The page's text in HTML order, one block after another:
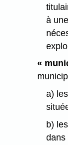
à
«
a)
b)
dans